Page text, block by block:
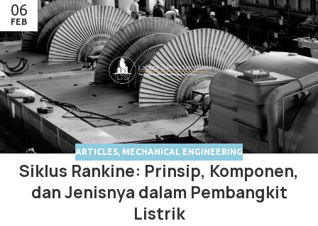
06
FEB
ARTICLES, MECHANICAL ENGINEERING
Siklus Rankine: Prinsip, Komponen,
dan Jenisnya dalam Pembangkit
Listrik